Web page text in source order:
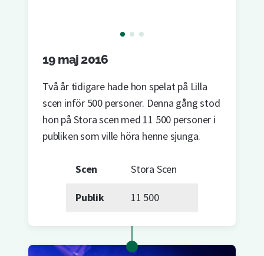
19 maj 2016
Två år tidigare hade hon spelat på Lilla
scen inför 500 personer. Denna gång stod
hon på Stora scen med 11 500 personer i
publiken som ville höra henne sjunga.
Scen Stora Scen
Publik 11 500